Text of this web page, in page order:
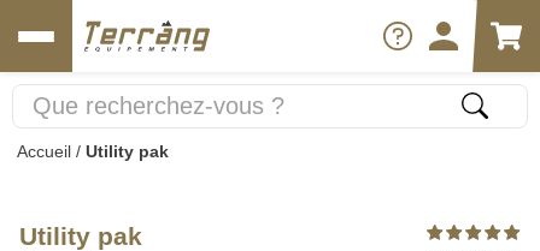
Accueil / Utility pak
Utility pak